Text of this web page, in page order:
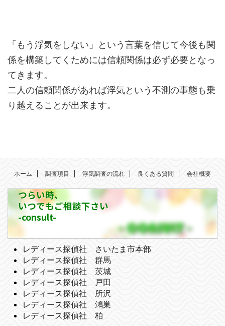
「もう浮気をしない」という言葉を信じて今後も関
係を構築してくためには信頼関係は必ず必要となっ
てきます。
二人の信頼関係があれば浮気という不測の事態も乗
り越えることが出来ます。
ホーム 調査項目 浮気調査の流れ 良くある質問 会社概要
つらい時、
いつでもご相談下さい
-consult-
レディース探偵社 さいたま市本部
レディース探偵社 群馬
レディース探偵社 茨城
レディース探偵社 戸田
レディース探偵社 所沢
レディース探偵社 鴻巣
レディース探偵社 柏